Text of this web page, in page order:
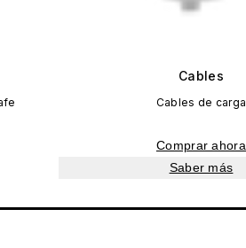
Cables
Cables de carga
Comprar ahora
Saber más